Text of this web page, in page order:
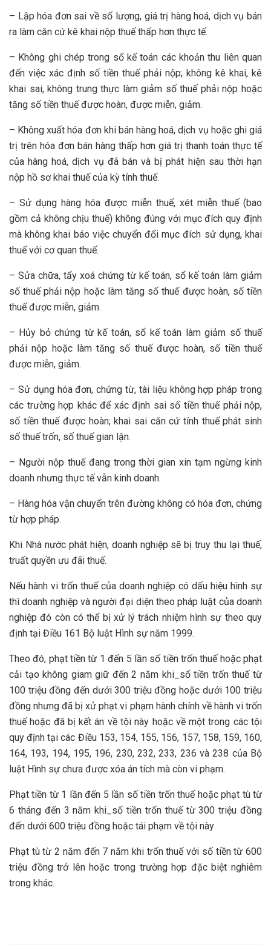
– Lập hóa đơn sai về số lượng, giá trị hàng hoá, dịch vụ bán
ra làm căn cứ kê khai nộp thuế thấp hơn thực tế.
– Không ghi chép trong sổ kế toán các khoản thu liên quan
đến việc xác định số tiền thuế phải nộp; không kê khai, kê
khai sai, không trung thực làm giảm số thuế phải nộp hoặc
tăng số tiền thuế được hoàn, được miễn, giảm.
– Không xuất hóa đơn khi bán hàng hoá, dịch vụ hoặc ghi giá
trị trên hóa đơn bán hàng thấp hơn giá trị thanh toán thực tế
của hàng hoá, dịch vụ đã bán và bị phát hiện sau thời hạn
nộp hồ sơ khai thuế của kỳ tính thuế.
– Sử dụng hàng hóa được miễn thuế, xét miễn thuế (bao
gồm cả không chịu thuế) không đúng với mục đích quy định
mà không khai báo việc chuyển đổi mục đích sử dụng, khai
thuế với cơ quan thuế.
– Sửa chữa, tẩy xoá chứng từ kế toán, sổ kế toán làm giảm
số thuế phải nộp hoặc làm tăng số thuế được hoàn, số tiền
thuế được miễn, giảm.
– Hủy bỏ chứng từ kế toán, sổ kế toán làm giảm số thuế
phải nộp hoặc làm tăng số thuế được hoàn, số tiền thuế
được miễn, giảm.
– Sử dụng hóa đơn, chứng từ, tài liệu không hợp pháp trong
các trường hợp khác để xác định sai số tiền thuế phải nộp,
số tiền thuế được hoàn; khai sai căn cứ tính thuế phát sinh
số thuế trốn, số thuế gian lận.
– Người nộp thuế đang trong thời gian xin tạm ngừng kinh
doanh nhưng thực tế vẫn kinh doanh.
– Hàng hóa vận chuyển trên đường không có hóa đơn, chứng
từ hợp pháp.
Khi Nhà nước phát hiện, doanh nghiệp sẽ bị truy thu lại thuế,
truất quyền ưu đãi thuế.
Nếu hành vi trốn thuế của doanh nghiệp có dấu hiệu hình sự
thì doanh nghiệp và người đại diện theo pháp luật của doanh
nghiệp đó còn có thể bị xử lý trách nhiệm hình sự theo quy
định tại Điều 161 Bộ luật Hình sự năm 1999.
Theo đó, phạt tiền từ 1 đến 5 lần số tiền trốn thuế hoặc phạt
cải tạo không giam giữ đến 2 năm khi_số tiền trốn thuế từ
100 triệu đồng đến dưới 300 triệu đồng hoặc dưới 100 triệu
đồng nhưng đã bị xử phạt vi phạm hành chính về hành vi trốn
thuế hoặc đã bị kết án về tội này hoặc về một trong các tội
quy định tại các Điều 153, 154, 155, 156, 157, 158, 159, 160,
164, 193, 194, 195, 196, 230, 232, 233, 236 và 238 của Bộ
luật Hình sự chưa được xóa án tích mà còn vi phạm.
Phạt tiền từ 1 lần đến 5 lần số tiền trốn thuế hoặc phạt tù từ
6 tháng đến 3 năm khi_số tiền trốn thuế từ 300 triệu đồng
đến dưới 600 triệu đồng hoặc tái phạm về tội này
Phạt tù từ 2 năm đến 7 năm khi trốn thuế với số tiền từ 600
triệu đồng trở lên hoặc trong trường hợp đặc biệt nghiêm
trong khác.